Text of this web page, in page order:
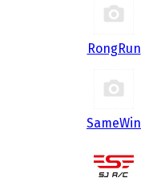
RongRun
SameWin